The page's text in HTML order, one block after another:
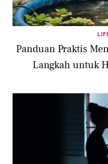
Panduan Praktis
Langkah untuk